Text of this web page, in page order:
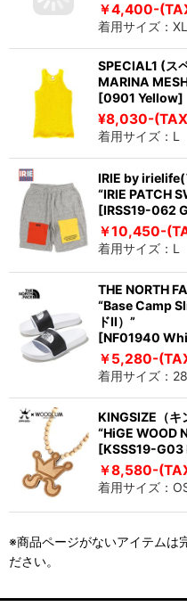
￥4,400-
着用サイズ：XL
SPECIAL1 (ス
MARINA
[0901 Yellow]
¥8,030-
着用サイズ：L
IRIE by irielife(
“IRIE PATCH
[IRSS19-062
￥10,450-
着用サイズ：L
THE NORTH
“Base Camp
ドII）”
[NF01940
￥5,280-
着用サイズ：
KINGSIZE（キ
“HiGE WOOD
[KSSS19-
￥8,580-
着用サイズ：
※商品ページがないアイテムは
ださい。